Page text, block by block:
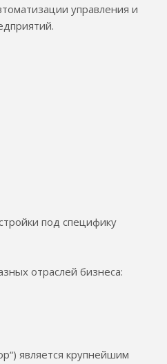
управления и
под специфику
отраслей бизнеса:
является крупнейшим